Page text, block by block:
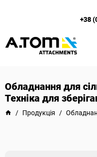
+38
Обладнання для
Техніка для
/ Продукція /